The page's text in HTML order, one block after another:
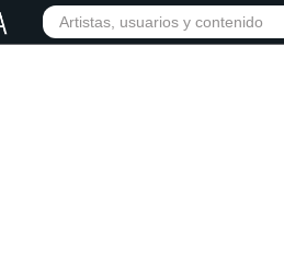
INICIO ARTISTAS RED SOCIAL